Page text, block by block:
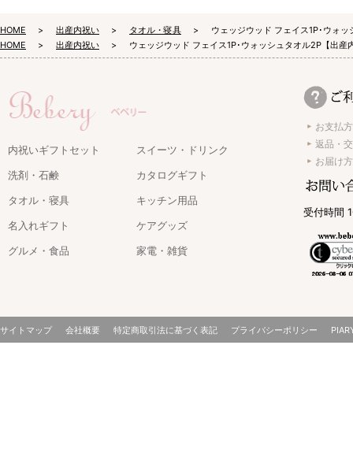
HOME 出産内祝い タオル・寝具
ウェッジウッド フェイス1P･ウォ
HOME
出産内祝い ウェッジウッド フェイス1P･ウォッシュタオル2P【出産
内祝いギフトセット
スイーツ・ドリンク
洗剤・石鹸
カタログギフト
タオル・寝具
キッチン用品
名入れギフト
ケアグッズ
グルメ・食品
家電・雑貨
お支払
返品・
お届け
受付時間
サイトマップ 会社概要 特定商取引法に基づく表記 プライバシーポリシー